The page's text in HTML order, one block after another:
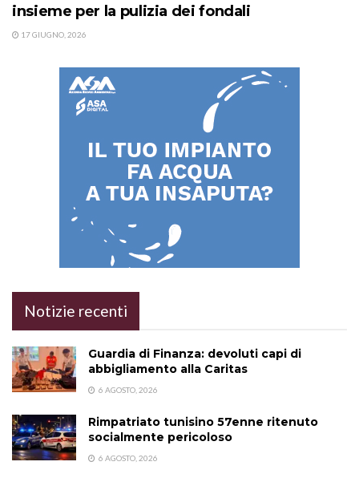
insieme per la pulizia dei fondali
17 GIUGNO, 2026
Notizie recenti
Guardia di Finanza: devoluti capi di
abbigliamento alla Caritas
6 AGOSTO, 2026
Rimpatriato tunisino 57enne ritenuto
socialmente pericoloso
6 AGOSTO, 2026